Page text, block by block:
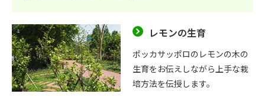
レモンの生育
ポッカサッポロのレモンの木の
生育をお伝えしながら上手な栽
培方法を伝授します。